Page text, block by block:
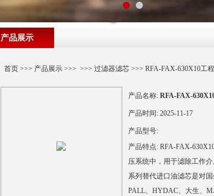
产品展示
首页>>> 产品展示>>> >>> 过滤器滤芯>>> RFA-FAX-630X10工
产品名称: RFA-FAX-
产品时间: 2025-11-17
产品型号:
产品特点: RFA-FAX-
压系统中，用于滤除工作
系列替代进口油滤芯是对
PALL、HYDAC、大生、